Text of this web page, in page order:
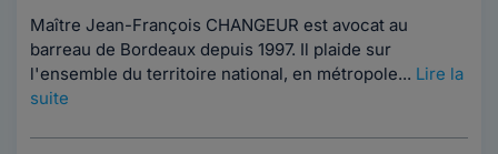
Maître Jean-François CHANGEUR est avocat au
barreau de Bordeaux depuis 1997. Il plaide sur
l'ensemble du territoire national, en métropole... Lire la
suite